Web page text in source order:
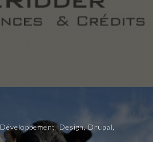
Développement,Design,Drupal,